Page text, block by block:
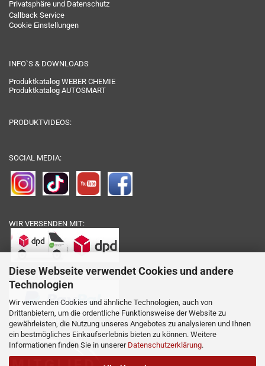
Diese Webseite verwendet Cookies und andere
Technologien
Wir verwenden Cookies und ähnliche Technologien, auch von
Drittanbietern, um die ordentliche Funktionsweise der Website zu
gewährleisten, die Nutzung unseres Angebotes zu analysieren und Ihnen
ein bestmögliches Einkaufserlebnis bieten zu können. Weitere
Informationen finden Sie in unserer Datenschutzerklärung.
Privatsphäre und Datenschutz
Callback Service
Cookie Einstellungen
INFO`S & DOWNLOADS
Produktkatalog WEBER CHEMIE
Produktkatalog AUTOSMART
PRODUKTVIDEOS:
SOCIAL MEDIA:
WIR VERSENDEN MIT:
SCHNELL & SICHER BEZAHLEN MIT:
WIR SIND DABEI: